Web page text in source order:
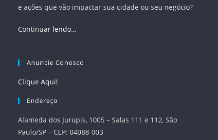
e ações que vão impactar sua cidade ou seu negócio?
Continuar lendo…
Anuncie Conosco
Clique Aqui!
Endereço
Alameda dos Jurupis, 1005 – Salas 111 e 112, São
Paulo/SP – CEP: 04088-003